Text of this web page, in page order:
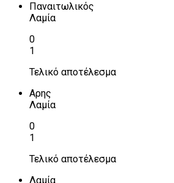
Παναιτωλικός
Λαμία
0
1
Τελικό αποτέλεσμα
Αρης
Λαμία
0
1
Τελικό αποτέλεσμα
Λαμία